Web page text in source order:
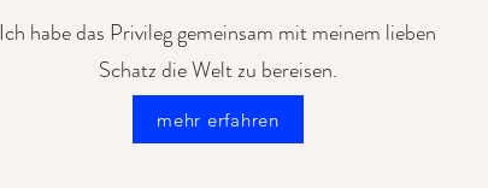
Ich habe das Privileg gemeinsam mit meinem lieben
Schatz die Welt zu bereisen.
mehr erfahren